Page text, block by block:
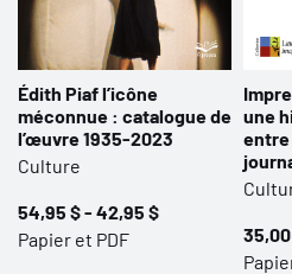
Édith Piaf l’icône
méconnue : catalogue de
l’œuvre 1935-2023
Culture
54,95 $ - 42,95 $
Papier et PDF
une
entre